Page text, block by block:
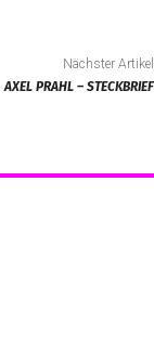
Nächster Artikel
AXEL PRAHL – STECKBRIEF